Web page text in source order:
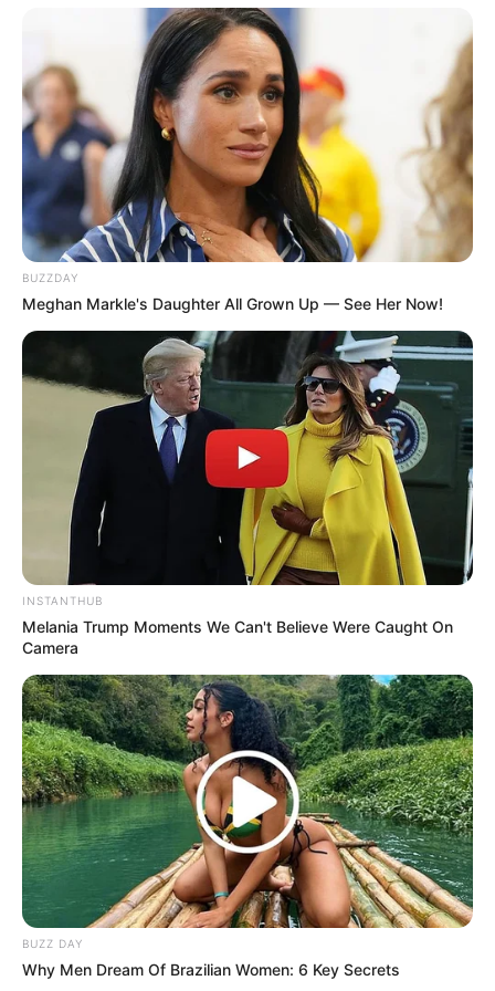
Disana, ia juga belajar tinju dan taekwondo.
Penyanyi solo ini juga bia berbicara bahasa Inggris.
Makanan kesukaannya adalah kue keju, gwameki (mirip
samgyeopsal), susu pisang, dan spaghetti.
Sedangkan penyanyi favoritnya adalah Michael Jackson, Psy,
Ledisi, Rihanna, dan Lena Park.
Penyanyi lagu Numbersini berteman dekat dengan Jae
(DAY6),GOT7, Ravi (VIXX), dan Bang Chan (Stray Kids).
uang yang didapat dari memenangkan K-Pop Star sebesar
300.000.000 Won.
Ia memiliki tiga tato besar, yaitu JxJ di jari, Salib besar di lengan
kiri, dan FHWBWM di lengan.
Jenis pasangan idela menurut Jamie adalah Lee Hyun Woo,
Gary dari Leesang, dan Ha Jung Woon.
Tak hanya bernyanyi sendiri, peremuan berzodiak cancer ini
juga berkolaborasi dengan penyanyi lain, contohnya bersama
Ravi (
) untuk lagu berjudulNIRVANA
Ia merupakan mc di ASC (After School Club) bersama Han
Heejun.
Baca juga:Biodata, Profil, dan Fakta HEDY
Drama
Dream Knight(2015), sebagai penggemar Jinyoung Got7
Acara TV
Style Me
(2022), sebagai Host
Good Girl(Mnet | 2020), sebagai Cast
After School Club (Arirang TV | 2014–2022), sebagai Host
BUZZDAY
Meghan Markle's Daughter All Grown Up — See Her Now!
INSTANTHUB
Melania Trump Moments We Can't Believe Were Caught On
Camera
BUZZ DAY
Why Men Dream Of Brazilian Women: 6 Key Secrets